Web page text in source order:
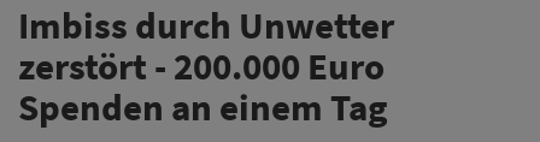
Imbiss durch Unwetter
zerstört - 200.000 Euro
Spenden an einem Tag